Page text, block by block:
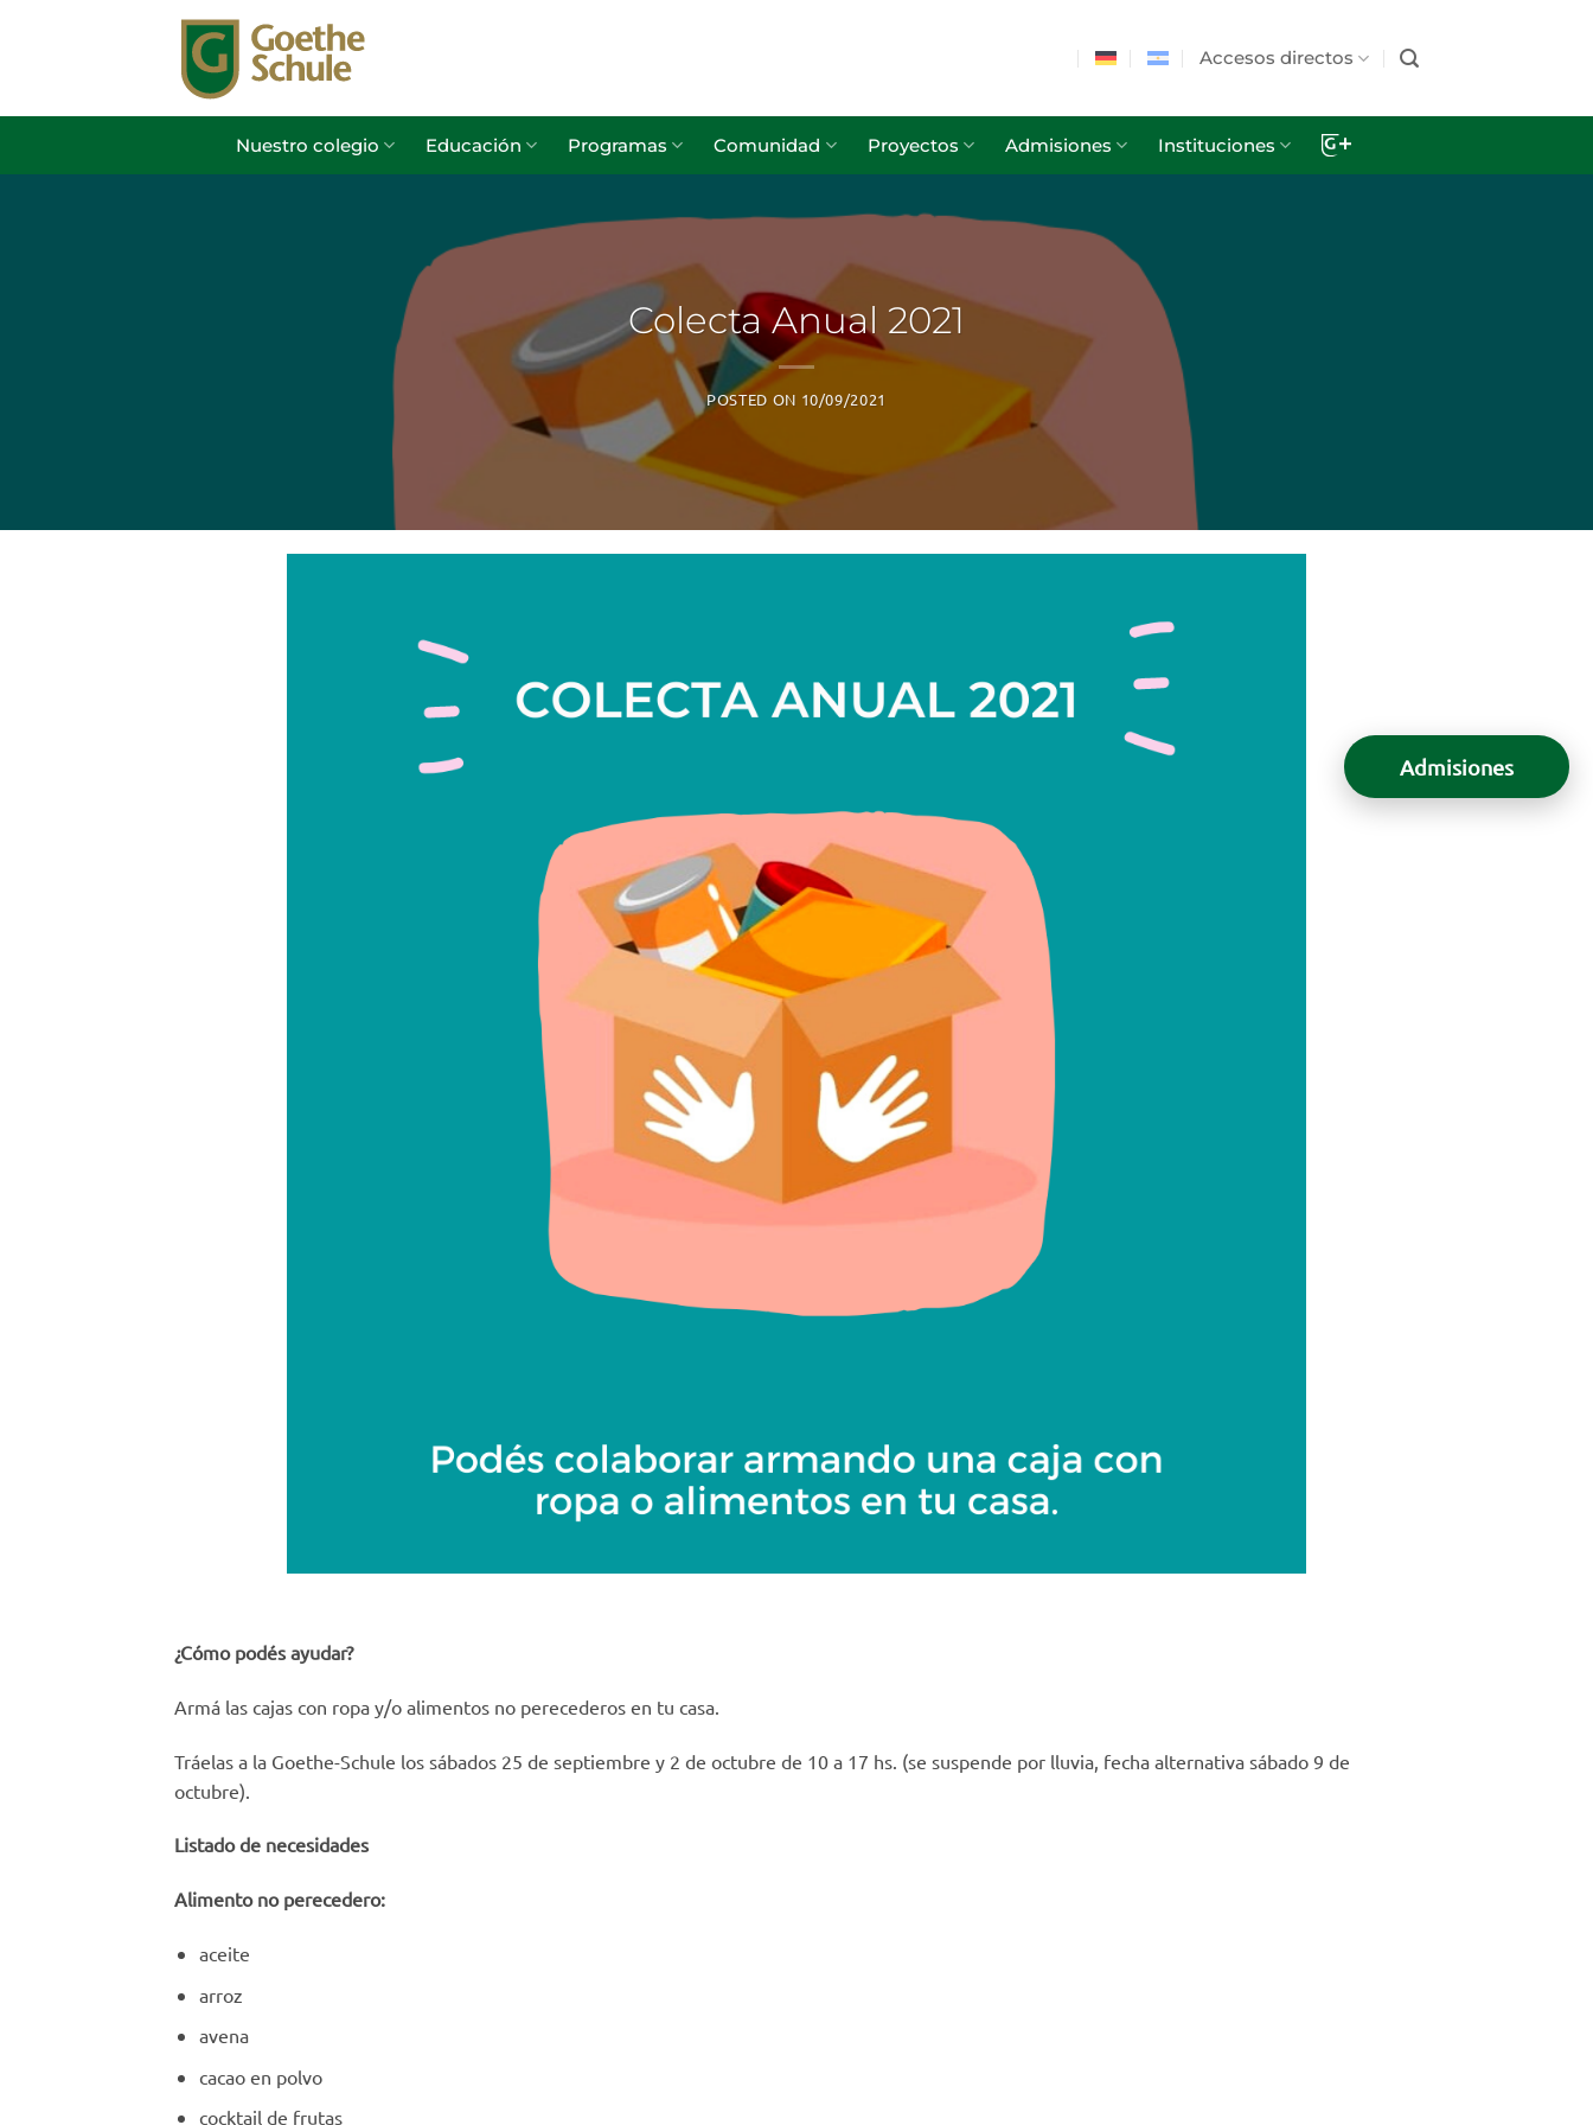
Accesos directos
Nuestro colegio Educación Programas Comunidad Proyectos Admisiones Instituciones
Colecta Anual 2021
POSTED ON 10/09/2021
¿Cómo podés ayudar?
Armá las cajas con ropa y/o alimentos no perecederos en tu casa.
Tráelas a la Goethe-Schule los sábados 25 de septiembre y 2 de octubre de 10 a 17 hs. (se suspende por lluvia, fecha alternativa sábado 9 de
octubre).
Listado de necesidades
Alimento no perecedero:
aceite
arroz
avena
cacao en polvo
cocktail de frutas
Admisiones